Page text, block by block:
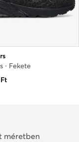
· Fekete
Ft
méretben